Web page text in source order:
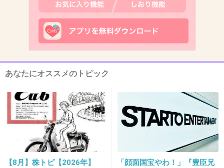
前髪を信じられないくらい短く切られ、しかも
ガタガタにされた(笑)
+75
親の方も出来の悪い子で恥ずかしいと思ってた
かもしれない
-7
あなたにオススメのトピック
【8月】株トピ【2026年】
「顔面国宝やわ！」『豊臣兄